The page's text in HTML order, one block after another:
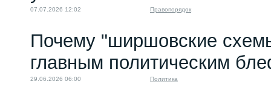
07.07.2026 12:02 Правопорядок
Почему "ширшовские
главным политическим
29.06.2026 06:00 Политика